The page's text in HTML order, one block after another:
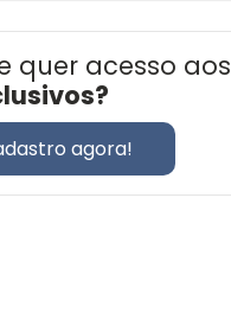
quer acesso aos
agora!